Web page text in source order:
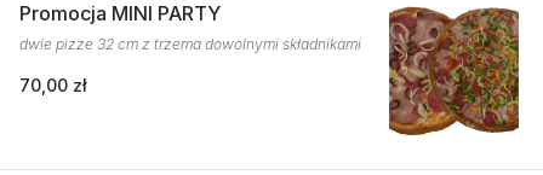
Promocja MINI PARTY
dwie pizze 32 cm z trzema dowolnymi składnikami
70,00 zł